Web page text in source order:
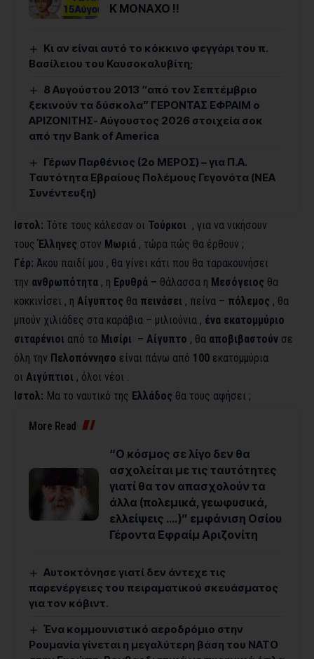
Κ ΜΟΝΑΧΟ !!
Κι αν είναι αυτό το κόκκινο φεγγάρι του π.
Βασίλειου του Καυσοκαλυβίτη;
8 Αυγούστου 2013 “από τον Σεπτέμβριο
ξεκινούν τα δύσκολα” ΓΕΡΟΝΤΑΣ ΕΦΡΑΙΜ ο
ΑΡΙΖΟΝΙΤΗΣ- Αύγουστος 2026 στοιχεία σοκ
από την Bank of America
Γέρων Παρθένιος (2ο ΜΕΡΟΣ) – για Π.Α.
Ταυτότητα Εβραίους Πολέμους Γεγονότα (ΝΕΑ
Συνέντευξη)
Ιστολ: Τότε τους κάλεσαν οι Τούρκοι , για να νικήσουν
τουςΈλληνες στον Μωριά , τώρα πώς θα έρθουν ;
Γέρ: Άκου παιδί μου , θα γίνει κάτι που θα ταρακουνήσει
την ανθρωπότητα , η Ερυθρά – θάλασσα η Μεσόγειος θα
κοκκινίσει , η Αίγυπτος θα πεινάσει , πείνα – πόλεμος , θα
μπούν χιλιάδες στα καράβια – μιλιούνια , ένα εκατομμύριο
σιταρένιοι από το Μισίρι – Αίγυπτο , θα αποβιβαστούν σε
όλη την Πελοπόννησο είναι πάνω από 100 εκατομμύρια
οι Αιγύπτιοι , όλοι νέοι .
Ιστολ: Μα το ναυτικό της Ελλάδος θα τους αφήσει ;
More Read
“Ο κόσμος σε λίγο δεν θα
ασχολείται με τις ταυτότητες
γιατί θα τον απασχολούν τα
άλλα (πολεμικά, γεωφυσικά,
ελλείψεις ….)” εμφάνιση Οσίου
Γέροντα Εφραίμ Αριζονίτη
Αυτοκτόνησε γιατί δεν άντεχε τις
παρενέργειες του πειραματικού σκευάσματος
για τον κόβιντ.
Ένα κομμουνιστικό αεροδρόμιο στην
Ρουμανία γίνεται η μεγαλύτερη βάση του ΝΑΤΟ